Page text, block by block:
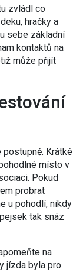
zvládl co
hračky a
sebe základní
kontaktů na
může přijít
Krátké
místo v
Pokud
probrat
u pohodlí, nikdy
tak snáz
na
jízda byla pro